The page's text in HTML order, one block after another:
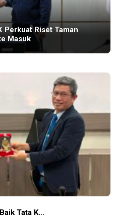
Perkuat Riset Taman
Masuk
Tata K…